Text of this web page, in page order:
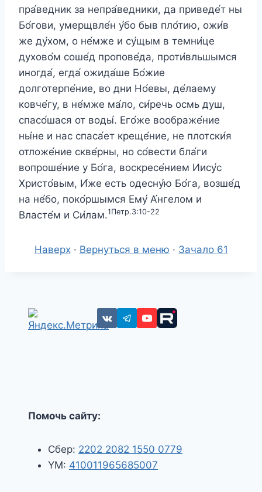
пра́ведник за непра́ведники, да приведе́т ны
Бо́гови, умерщвле́н у́бо быв пло́тию, ожи́в
же ду́хом, о не́мже и су́щым в темни́це
духово́м соше́д пропове́да, проти́вльшымся
иногда́, егда́ ожида́ше Бо́жие
долготерпе́ние, во дни Но́евы, де́лаему
ковче́гу, в не́мже ма́ло, си́речь осмь душ,
спасо́шася от воды́. Его́же воображе́ние
ны́не и нас спаса́ет креще́ние, не плотски́я
отложе́ние скве́рны, но со́вести бла́ги
вопроше́ние у Бо́га, воскресе́нием Иису́с
Христо́вым, И́же есть одесну́ю Бо́га, возше́д
на не́бо, поко́ршымся Ему́ А́нгелом и
Власте́м и Си́лам.1Петр.3:10-22
Наверх · Вернуться в меню · Зачало 61
Помочь сайту:
Сбер: 2202 2082 1550 0779
YM: 410011965685007